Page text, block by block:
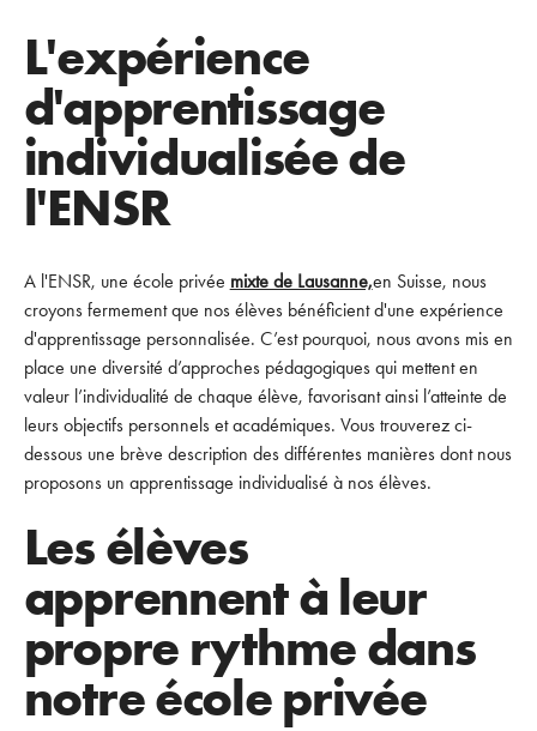
L'expérience
d'apprentissage
individualisée de
l'ENSR
A l'ENSR, une école privée mixte de Lausanne,en Suisse, nous
croyons fermement que nos élèves bénéficient d'une expérience
d'apprentissage personnalisée. C’est pourquoi, nous avons mis en
place une diversité d’approches pédagogiques qui mettent en
valeur l’individualité de chaque élève, favorisant ainsi l’atteinte de
leurs objectifs personnels et académiques. Vous trouverez ci-
dessous une brève description des différentes manières dont nous
proposons un apprentissage individualisé à nos élèves.
Les élèves
apprennent à leur
propre rythme dans
notre école privée